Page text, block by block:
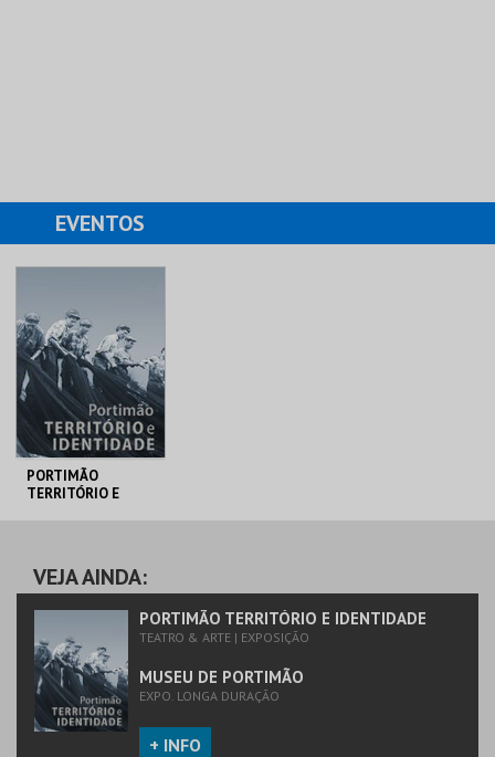
EVENTOS
PORTIMÃO
TERRITÓRIO E
PORTIMÃO
MAIS INFO
COMPRAR
VEJA AINDA:
PORTIMÃO TERRITÓRIO E IDENTIDADE
TEATRO & ARTE | EXPOSIÇÃO
MUSEU DE PORTIMÃO
EXPO. LONGA DURAÇÃO
+ INFO